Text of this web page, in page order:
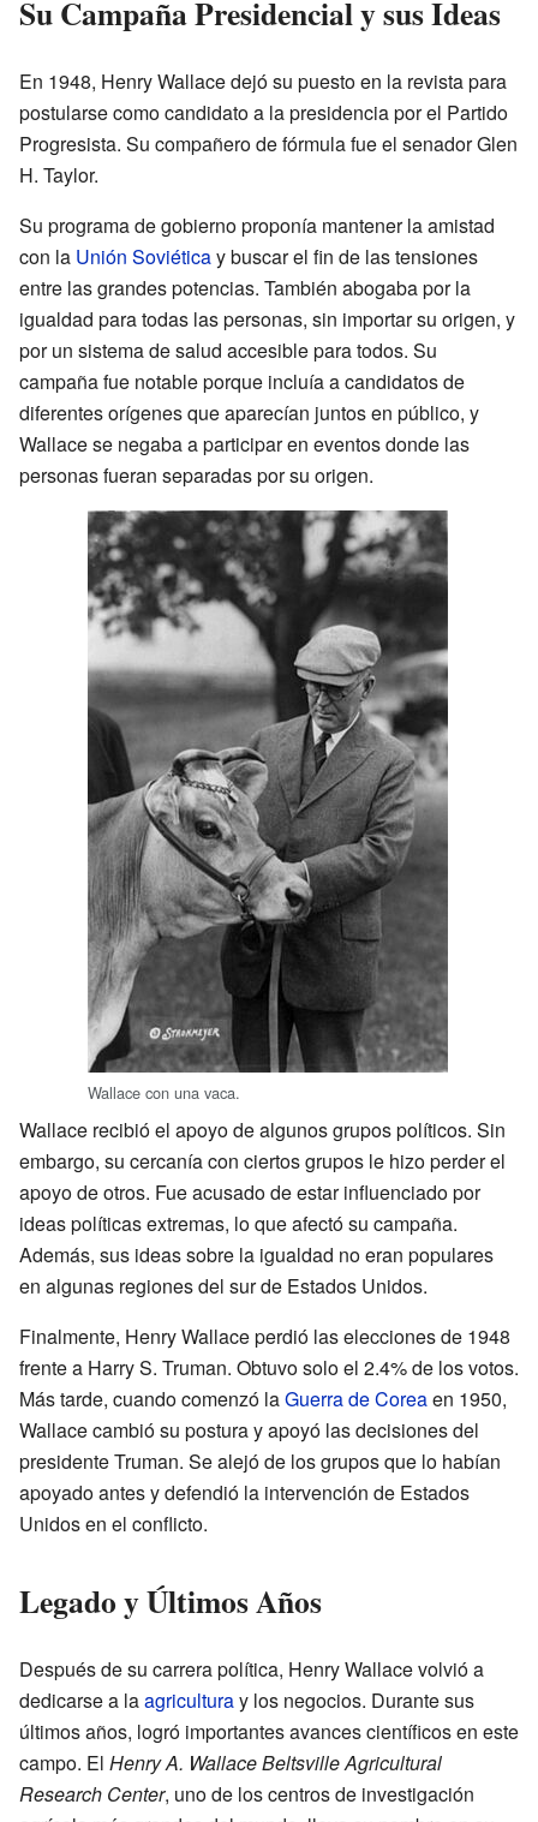
Su Campaña Presidencial y sus Ideas
En 1948, Henry Wallace dejó su puesto en la revista para
postularse como candidato a la presidencia por el Partido
Progresista. Su compañero de fórmula fue el senador Glen
H. Taylor.
Su programa de gobierno proponía mantener la amistad
con la Unión Soviéticay buscar el fin de las tensiones
entre las grandes potencias. También abogaba por la
igualdad para todas las personas, sin importar su origen, y
por un sistema de salud accesible para todos. Su
campaña fue notable porque incluía a candidatos de
diferentes orígenes que aparecían juntos en público, y
Wallace se negaba a participar en eventos donde las
personas fueran separadas por su origen.
Wallace con una vaca.
Wallace recibió el apoyo de algunos grupos políticos. Sin
embargo, su cercanía con ciertos grupos le hizo perder el
apoyo de otros. Fue acusado de estar influenciado por
ideas políticas extremas, lo que afectó su campaña.
Además, sus ideas sobre la igualdad no eran populares
en algunas regiones del sur de Estados Unidos.
Finalmente, Henry Wallace perdió las elecciones de 1948
frente a Harry S. Truman. Obtuvo solo el 2.4% de los votos.
Más tarde, cuando comenzó laGuerra de Coreaen 1950,
Wallace cambió su postura y apoyó las decisiones del
presidente Truman. Se alejó de los grupos que lo habían
apoyado antes y defendió la intervención de Estados
Unidos en el conflicto.
Legado y Últimos Años
Después de su carrera política, Henry Wallace volvió a
dedicarse a laagriculturay los negocios. Durante sus
últimos años, logró importantes avances científicos en este
campo. El Henry A. Wallace Beltsville Agricultural
Research Center, uno de los centros de investigación